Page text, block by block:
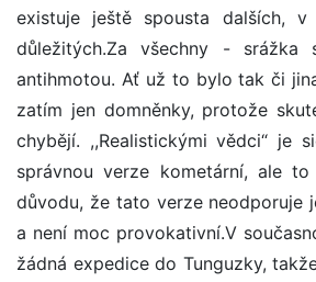
existuje ještě spousta dalších, v
důležitých.Za všechny -
antihmotou. Ať už to bylo tak či
zatím jen domněnky, protože
chybějí. ,,Realistickými vědci“ je
správnou verze kometární, ale
důvodu, že tato verze neodporuje
a není moc provokativní.V
žádná expedice do Tunguzky,